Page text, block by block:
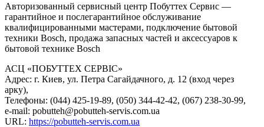
Авторизованный сервисный центр Побуттех Сервис —
гарантийное и послегарантийное обслуживание
квалифицированными мастерами, подключение бытовой
техники Bosch, продажа запасных частей и аксессуаров к
бытовой технике Bosch
АСЦ «ПОБУТТЕХ СЕРВІС»
Адрес: г. Киев, ул. Петра Сагайдачного, д. 12 (вход через
арку),
Телефоны: (044) 425-19-89, (050) 344-42-42, (067) 238-30-99,
e-mail: pobutteh@pobutteh-servis.com.ua
URL: https://pobutteh-servis.com.ua